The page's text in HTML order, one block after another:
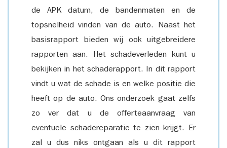
de APK datum, de bandenmaten en de
topsnelheid vinden van de auto. Naast het
basisrapport bieden wij ook uitgebreidere
rapporten aan. Het schadeverleden kunt u
bekijken in het schaderapport. In dit rapport
vindt u wat de schade is en welke positie die
heeft op de auto. Ons onderzoek gaat zelfs
zo ver dat u de offerteaanvraag van
eventuele schadereparatie te zien krijgt. Er
zal u dus niks ontgaan als u dit rapport